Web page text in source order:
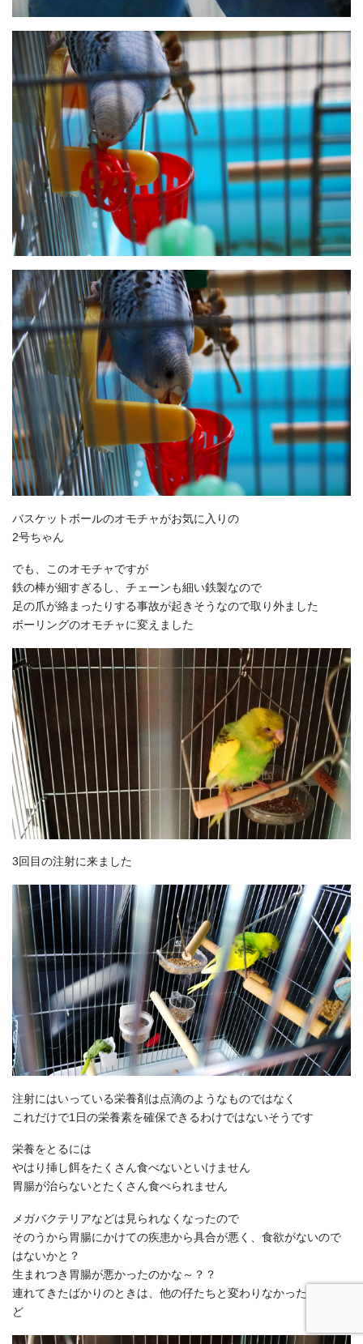
バスケットボールのオモチャがお気に入りの
2号ちゃん
でも、このオモチャですが
鉄の棒が細すぎるし、チェーンも細い鉄製なので
足の爪が絡まったりする事故が起きそうなので取り外ました
ボーリングのオモチャに変えました
3回目の注射に来ました
注射にはいっている栄養剤は点滴のようなものではなく
これだけで1日の栄養素を確保できるわけではないそうです
栄養をとるには
やはり挿し餌をたくさん食べないといけません
胃腸が治らないとたくさん食べられません
メガバクテリアなどは見られなくなったので
そのうから胃腸にかけての疾患から具合が悪く、食欲がないので
はないかと？
生まれつき胃腸が悪かったのかな～？？
連れてきたばかりのときは、他の仔たちと変わりなかったんだけ
ど